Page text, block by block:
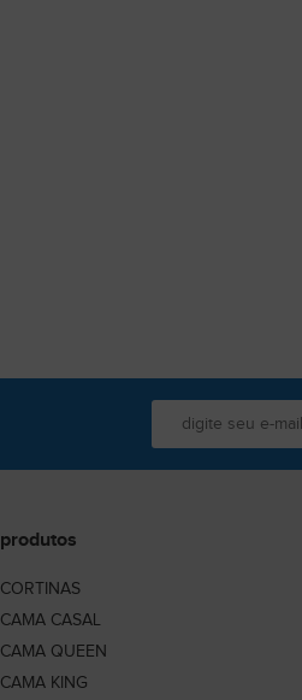
produtos
CORTINAS
CAMA CASAL
CAMA QUEEN
CAMA KING